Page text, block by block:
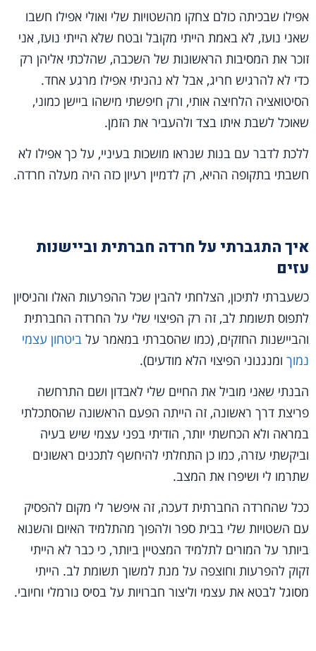
אפילו שבכיתה כולם צחקו מהשטויות שלי ואולי אפילו חשבו
שאני נועז, לא באמת הייתי מקובל ובטח שלא הייתי נועז, אני
זוכר את המסיבות הראשונות של השכבה, שהלכתי אליהן רק
כדי לא להרגיש חריג, אבל לא נהניתי אפילו מרגע אחד.
הסיטואציה הלחיצה אותי, ורק חיפשתי מישהו ביישן כמוני,
שאוכל לשבת איתו בצד ולהעביר את הזמן.
ללכת לדבר עם בנות שנראו מושכות בעיניי, על כך אפילו לא
חשבתי בתקופה ההיא, רק לדמיין רעיון כזה היה מעלה חרדה.
איך התגברתי על חרדה חברתית וביישנות
עזים
כשעברתי לתיכון, הצלחתי להבין שכל ההפרעות האלו והניסיון
לתפוס תשומת לב, זה רק הפיצוי שלי על החרדה החברתית
והביישנות החזקים, (כמו שהסברתי במאמר על ביטחון עצמי
נמוך ומנגנוני הפיצוי הלא מודעים).
הבנתי שאני מוביל את החיים שלי לאבדון ושם התרחשה
פריצת דרך ראשונה, זה הייתה הפעם הראשונה שהסתכלתי
במראה ולא הכחשתי יותר, הודיתי בפני עצמי שיש בעיה
וביקשתי עזרה, כמו כן התחלתי להיחשף לתכנים ראשונים
שתרמו לי ושיפרו את המצב.
ככל שהחרדה החברתית דעכה, זה איפשר לי מקום להפסיק
עם השטויות שלי בבית ספר ולהפוך מהתלמיד האיום והשנוא
ביותר על המורים לתלמיד המצטיין ביותר, כי כבר לא הייתי
זקוק להפרעות וחוצפה על מנת למשוך תשומת לב. הייתי
מסוגל לבטא את עצמי וליצור חברויות על בסיס נורמלי וחיובי.